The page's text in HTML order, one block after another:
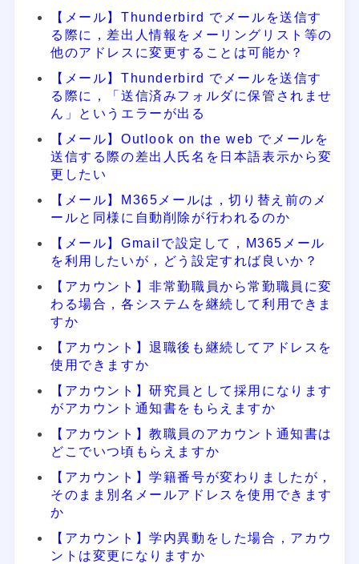
【メール】Thunderbird でメールを送信す
る際に，差出人情報をメーリングリスト等の
他のアドレスに変更することは可能か？
【メール】Thunderbird でメールを送信す
る際に，「送信済みフォルダに保管されませ
ん」というエラーが出る
【メール】Outlook on the web でメールを
送信する際の差出人氏名を日本語表示から変
更したい
【メール】M365メールは，切り替え前のメ
ールと同様に自動削除が行われるのか
【メール】Gmailで設定して，M365メール
を利用したいが，どう設定すれば良いか？
【アカウント】非常勤職員から常勤職員に変
わる場合，各システムを継続して利用できま
すか
【アカウント】退職後も継続してアドレスを
使用できますか
【アカウント】研究員として採用になります
がアカウント通知書をもらえますか
【アカウント】教職員のアカウント通知書は
どこでいつ頃もらえますか
【アカウント】学籍番号が変わりましたが，
そのまま別名メールアドレスを使用できます
か
【アカウント】学内異動をした場合，アカウ
ントは変更になりますか